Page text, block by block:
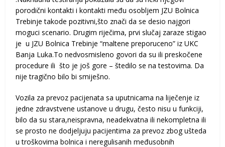
porodični kontakti i kontakti među osobljem JZU Bolnica
Trebinje takode pozitivni,što znači da se desio najgori
moguci scenario. Drugim riječima, prvi slučaj zaraze stigao
je u JZU Bolnica Trebinje “maltene preporuceno” iz UKC
Banja Luka.To nedvosmisleno govori da su ili preskočene
procedure ili što je još gore – štedilo se na testovima. Da
nije tragično bilo bi smiješno.
Vozila za prevoz pacijenata sa uputnicama na liječenje iz
jedne zdravstvene ustanove u drugu, često nisu u funkciji,
bilo da su stara,neispravna, neadekvatna ili nekompletna ili
se prosto ne dodjeljuju pacijentima za prevoz zbog ušteda
u troškovima bolnica i neregulisanih međusobnih